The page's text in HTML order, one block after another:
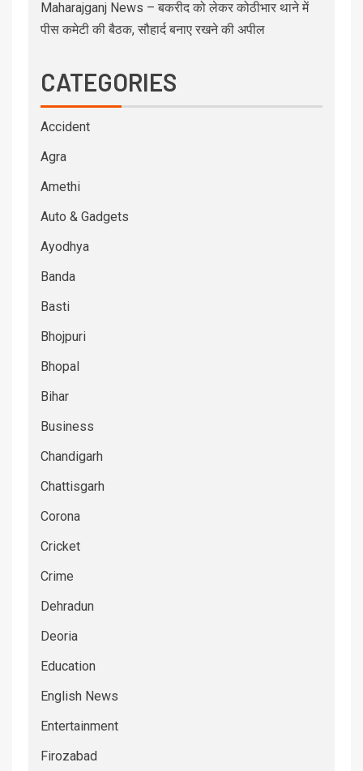
Maharajganj News – बकरीद को लेकर कोठीभार थाने में
पीस कमेटी की बैठक, सौहार्द बनाए रखने की अपील
CATEGORIES
Accident
Agra
Amethi
Auto & Gadgets
Ayodhya
Banda
Basti
Bhojpuri
Bhopal
Bihar
Business
Chandigarh
Chattisgarh
Corona
Cricket
Crime
Dehradun
Deoria
Education
English News
Entertainment
Firozabad